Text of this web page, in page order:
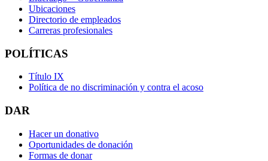
Ubicaciones
Directorio de empleados
Carreras profesionales
POLÍTICAS
Título IX
Política de no discriminación y contra el acoso
DAR
Hacer un donativo
Oportunidades de donación
Formas de donar